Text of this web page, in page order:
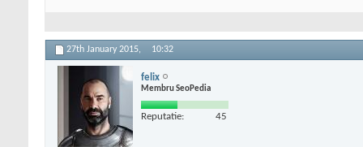
27th January 2015, 10:32
felix
Membru SeoPedia
Reputatie: 45